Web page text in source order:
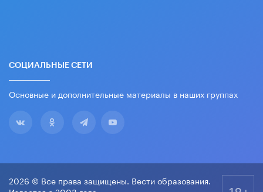
СОЦИАЛЬНЫЕ СЕТИ
Основные и дополнительные материалы в наших группах
2026 © Все права защищены. Вести образования.